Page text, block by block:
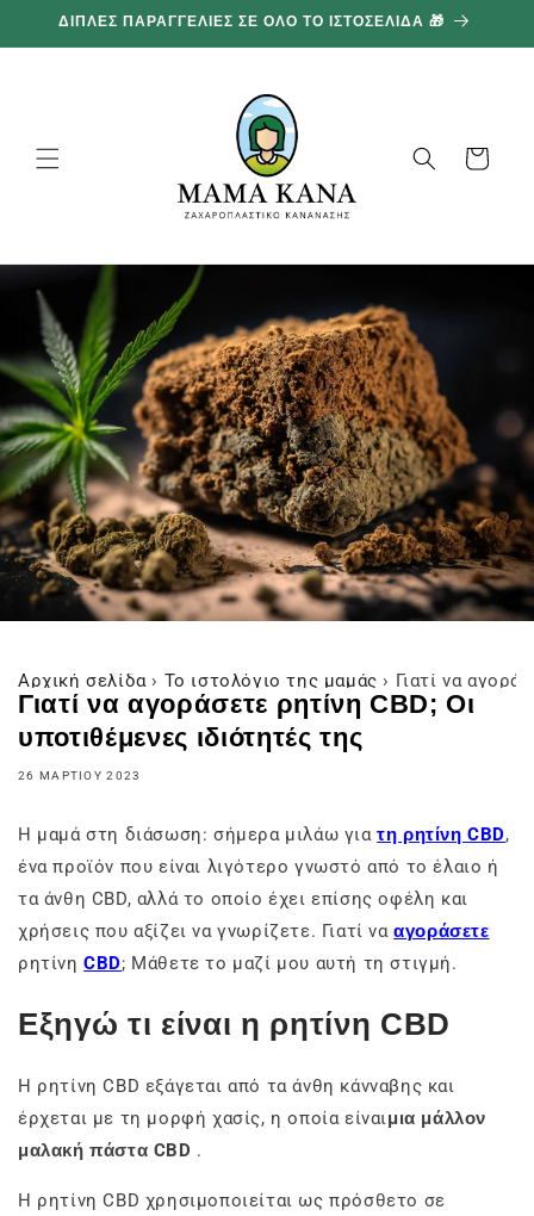
προχωρήστε
στο
ΔΙΠΛΕΣ ΠΑΡΑΓΓΕΛΙΕΣ ΣΕ ΟΛΟ ΤΟ ΙΣΤΟΣΕΛΙΔΑ 🎁
Καλάθι
Αρχική σελίδα › Το ιστολόγιο της μαμάς › Γιατί να
Γιατί να αγοράσετε ρητίνη CBD; Οι
υποτιθέμενες ιδιότητές της
26 ΜΑΡΤΊΟΥ 2023
Η μαμά στη διάσωση: σήμερα μιλάω γιατη ρητίνη CBD,
ένα προϊόν που είναι λιγότερο γνωστό από το έλαιο ή
τα άνθη CBD, αλλά το οποίο έχει επίσης οφέλη και
χρήσεις που αξίζει να γνωρίζετε. Γιατί νααγοράσετε
ρητίνηCBD; Μάθετε το μαζί μου αυτή τη στιγμή.
Εξηγώ τι είναι η ρητίνη CBD
Η ρητίνη CBD εξάγεται από τα άνθη κάνναβης και
έρχεται με τη μορφή χασίς, η οποία είναιμια μάλλον
μαλακή πάστα CBD .
Η ρητίνη CBD χρησιμοποιείται ως πρόσθετο σε